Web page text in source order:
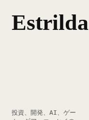
Estrilda
投資、開発、AI、ゲー